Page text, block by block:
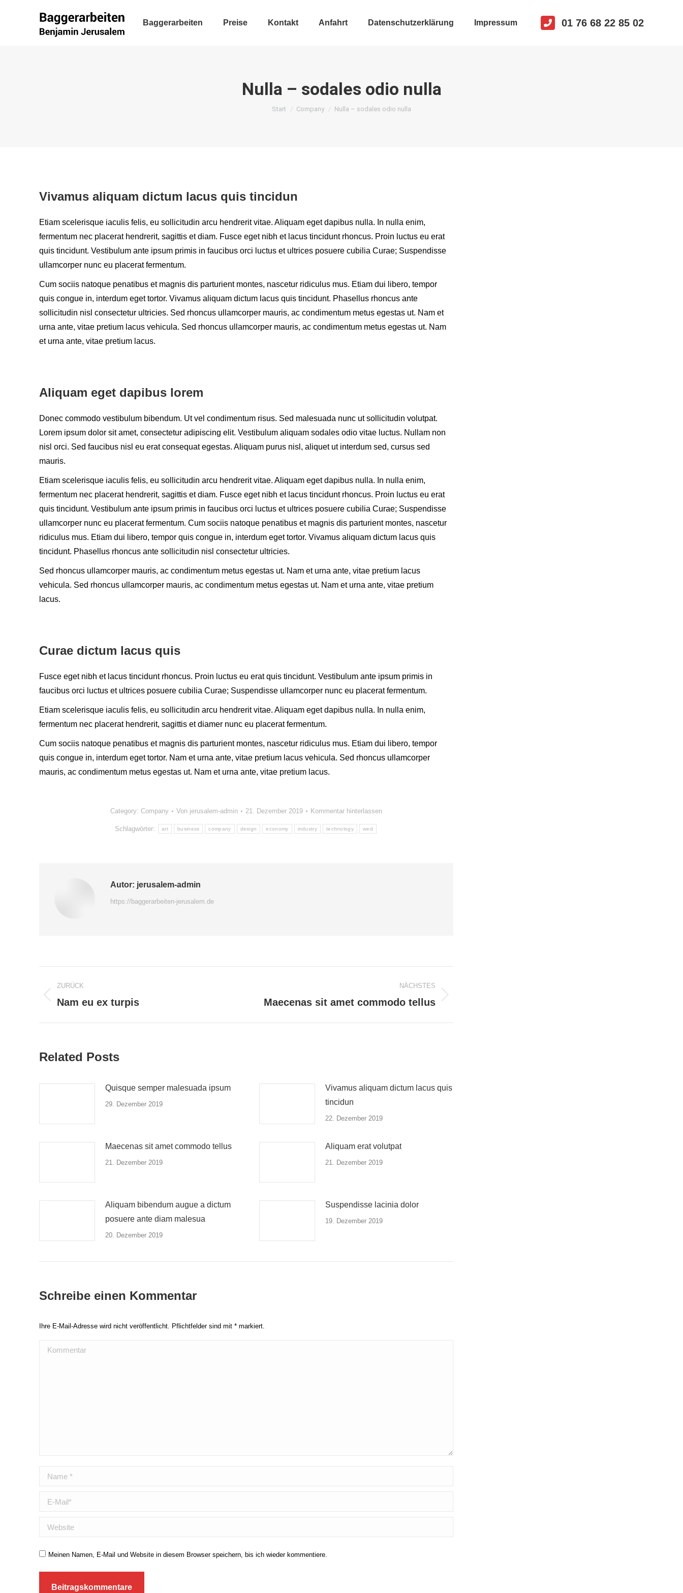
Baggerarbeiten Preise Kontakt Anfahrt Datenschutzerklärung Impressum 01 76 68 22 85 02
Nulla – sodales odio nulla
Sie befinden sich hier:
Start Company Nulla – sodales odio nulla
Vivamus aliquam dictum lacus quis tincidun
Etiam scelerisque iaculis felis, eu sollicitudin arcu hendrerit vitae. Aliquam eget dapibus nulla. In nulla enim,
fermentum nec placerat hendrerit, sagittis et diam. Fusce eget nibh et lacus tincidunt rhoncus. Proin luctus eu erat
quis tincidunt. Vestibulum ante ipsum primis in faucibus orci luctus et ultrices posuere cubilia Curae; Suspendisse
ullamcorper nunc eu placerat fermentum.
Cum sociis natoque penatibus et magnis dis parturient montes, nascetur ridiculus mus. Etiam dui libero, tempor
quis congue in, interdum eget tortor. Vivamus aliquam dictum lacus quis tincidunt. Phasellus rhoncus ante
sollicitudin nisl consectetur ultricies. Sed rhoncus ullamcorper mauris, ac condimentum metus egestas ut. Nam et
urna ante, vitae pretium lacus vehicula. Sed rhoncus ullamcorper mauris, ac condimentum metus egestas ut. Nam
et urna ante, vitae pretium lacus.
Aliquam eget dapibus lorem
Donec commodo vestibulum bibendum. Ut vel condimentum risus. Sed malesuada nunc ut sollicitudin volutpat.
Lorem ipsum dolor sit amet, consectetur adipiscing elit. Vestibulum aliquam sodales odio vitae luctus. Nullam non
nisl orci. Sed faucibus nisl eu erat consequat egestas. Aliquam purus nisl, aliquet ut interdum sed, cursus sed
mauris.
Etiam scelerisque iaculis felis, eu sollicitudin arcu hendrerit vitae. Aliquam eget dapibus nulla. In nulla enim,
fermentum nec placerat hendrerit, sagittis et diam. Fusce eget nibh et lacus tincidunt rhoncus. Proin luctus eu erat
quis tincidunt. Vestibulum ante ipsum primis in faucibus orci luctus et ultrices posuere cubilia Curae; Suspendisse
ullamcorper nunc eu placerat fermentum. Cum sociis natoque penatibus et magnis dis parturient montes, nascetur
ridiculus mus. Etiam dui libero, tempor quis congue in, interdum eget tortor. Vivamus aliquam dictum lacus quis
tincidunt. Phasellus rhoncus ante sollicitudin nisl consectetur ultricies.
Sed rhoncus ullamcorper mauris, ac condimentum metus egestas ut. Nam et urna ante, vitae pretium lacus
vehicula. Sed rhoncus ullamcorper mauris, ac condimentum metus egestas ut. Nam et urna ante, vitae pretium
lacus.
Curae dictum lacus quis
Fusce eget nibh et lacus tincidunt rhoncus. Proin luctus eu erat quis tincidunt. Vestibulum ante ipsum primis in
faucibus orci luctus et ultrices posuere cubilia Curae; Suspendisse ullamcorper nunc eu placerat fermentum.
Etiam scelerisque iaculis felis, eu sollicitudin arcu hendrerit vitae. Aliquam eget dapibus nulla. In nulla enim,
fermentum nec placerat hendrerit, sagittis et diamer nunc eu placerat fermentum.
Cum sociis natoque penatibus et magnis dis parturient montes, nascetur ridiculus mus. Etiam dui libero, tempor
quis congue in, interdum eget tortor. Nam et urna ante, vitae pretium lacus vehicula. Sed rhoncus ullamcorper
mauris, ac condimentum metus egestas ut. Nam et urna ante, vitae pretium lacus.
Category: Company Von jerusalem-admin 21. Dezember 2019 Kommentar hinterlassen
Schlagwörter: art business company design economy industry technology wed
Autor: jerusalem-admin
https://baggerarbeiten-jerusalem.de
Kommentarnavigation
ZURÜCK
Vorheriger
Nam eu ex turpis
NÄCHSTES
Nächster
Maecenas sit amet commodo tellus
Related Posts
Quisque semper malesuada ipsum
29. Dezember 2019
Vivamus aliquam dictum lacus quis
tincidun
22. Dezember 2019
Maecenas sit amet commodo tellus
21. Dezember 2019
Aliquam erat volutpat
21. Dezember 2019
Aliquam bibendum augue a dictum
posuere ante diam malesua
20. Dezember 2019
Suspendisse lacinia dolor
19. Dezember 2019
Schreibe einen Kommentar
Ihre E-Mail-Adresse wird nicht veröffentlicht. Pflichtfelder sind mit * markiert.
Kommentar
Name *
E-Mail *
Website
Meinen Namen, E-Mail und Website in diesem Browser speichern, bis ich wieder kommentiere.
Beitragskommentare